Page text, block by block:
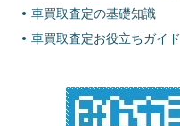
車買取査定の基礎知識
車買取査定お役立ちガイド